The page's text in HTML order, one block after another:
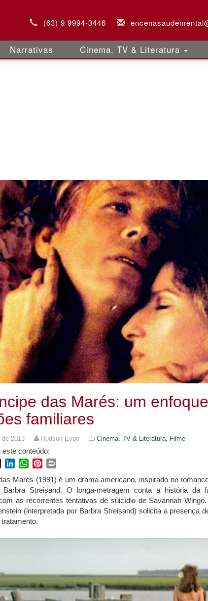
(63) 9 9994-3446
Narrativas Cinema, TV & Literatura
das Marés: um
familiares
de 2013 Hudson Eygo Cinema, TV & Literatura, Filme
este conteúdo:
ThreadsLinkedInWhatsApp
Pinterest
Marés (1991) é um drama americano, inspirado no
Barbra Streisand. O longa-metragem conta a história da
as recorrentes tentativas de suicídio de Savannah
(interpretada por Barbra Streisand) solicita a presença